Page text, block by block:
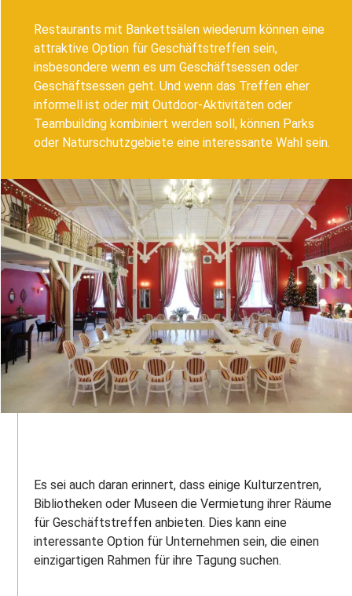
Restaurants mit Bankettsälen wiederum können eine
attraktive Option für Geschäftstreffen sein,
insbesondere wenn es um Geschäftsessen oder
Geschäftsessen geht. Und wenn das Treffen eher
informell ist oder mit Outdoor-Aktivitäten oder
Teambuilding kombiniert werden soll, können Parks
oder Naturschutzgebiete eine interessante Wahl sein.
Es sei auch daran erinnert, dass einige Kulturzentren,
Bibliotheken oder Museen die Vermietung ihrer Räume
für Geschäftstreffen anbieten. Dies kann eine
interessante Option für Unternehmen sein, die einen
einzigartigen Rahmen für ihre Tagung suchen.